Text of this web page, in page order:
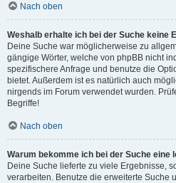
Nach oben
Weshalb erhalte ich bei der Suche keine
Deine Suche war möglicherweise zu
gängige Wörter, welche von phpBB nicht
spezifischere Anfrage und benutze die
bietet. Außerdem ist es natürlich auch
nirgends im Forum verwendet wurden.
Begriffe!
Nach oben
Warum bekomme ich bei der Suche eine
Deine Suche lieferte zu viele Ergebnisse,
verarbeiten. Benutze die erweiterte Suche